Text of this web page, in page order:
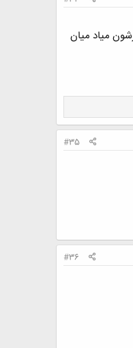
میاد میان
#35
#36